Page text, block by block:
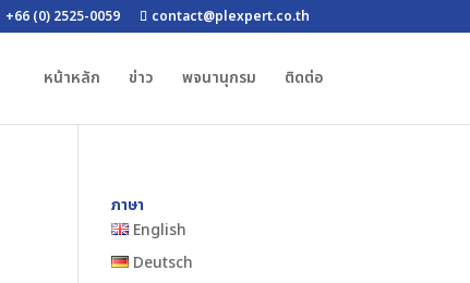
+66 (0) 2525-0059 contact@plexpert.co.th
หน้าหลัก ข่าว พจนานุกรม ติดต่อ
ภาษา
English
Deutsch